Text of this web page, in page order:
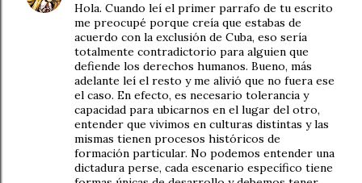
Hola. Cuando leí el primer parrafo de tu escrito
me preocupé porque creía que estabas de
acuerdo con la exclusión de Cuba, eso sería
totalmente contradictorio para alguien que
defiende los derechos humanos. Bueno, más
adelante leí el resto y me alivió que no fuera ese
el caso. En efecto, es necesario tolerancia y
capacidad para ubicarnos en el lugar del otro,
entender que vivimos en culturas distintas y las
mismas tienen procesos históricos de
formación particular. No podemos entender una
dictadura perse, cada escenario específico tiene